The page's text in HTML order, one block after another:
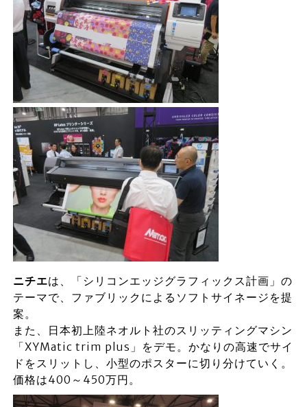
ニチエは、「シリコンエッジグラフィックス計画」の
テーマで、ファブリックによるソフトサイネージを提
案。
また、日本初上陸ネオルト社のスリッティングマシン
「XYMatic trim plus」をデモ。かなりの高速でサイ
ドをスリットし、小型のポスターに切り分けていく。
価格は400～450万円。